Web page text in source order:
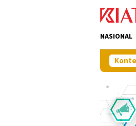
NASIONAL
Sinergi Pembangunan, BPN Muna